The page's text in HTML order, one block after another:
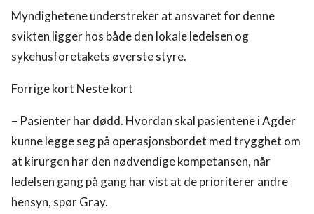
Myndighetene understreker at ansvaret for denne
svikten ligger hos både den lokale ledelsen og
sykehusforetakets øverste styre.
Forrige kort Neste kort
– Pasienter har dødd. Hvordan skal pasientene i Agder
kunne legge seg på operasjonsbordet med trygghet om
at kirurgen har den nødvendige kompetansen, når
ledelsen gang på gang har vist at de prioriterer andre
hensyn, spør Gray.